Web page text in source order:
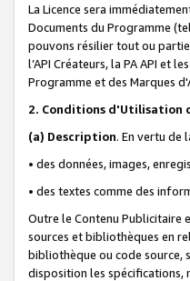
La Licence sera
Documents du Programme
pouvons résilier tout ou
l’API Créateurs, la PA API et
Programme et des Marques
2. Conditions d'Utilisation
(a) Description. En vertu de
• des données, images,
• des textes comme des
Outre le Contenu Publicitaire
sources et bibliothèques en
bibliothèque ou code source,
disposition les spécifications,